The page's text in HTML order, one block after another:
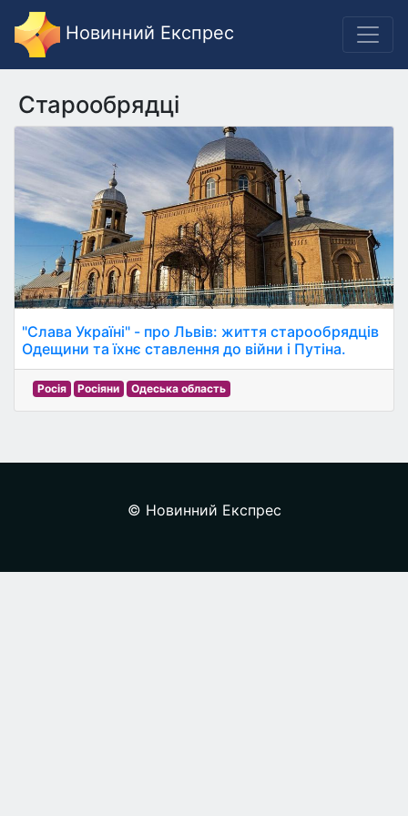
Новинний Експрес
Старообрядці
"Слава Україні" - про Львів: життя старообрядців
Одещини та їхнє ставлення до війни і Путіна.
Росія Росіяни Одеська область
© Новинний Експрес